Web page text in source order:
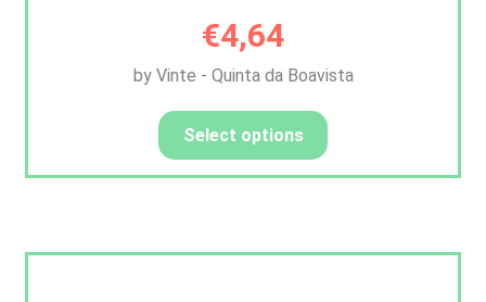
€4,64
by Vinte - Quinta da Boavista
Select options